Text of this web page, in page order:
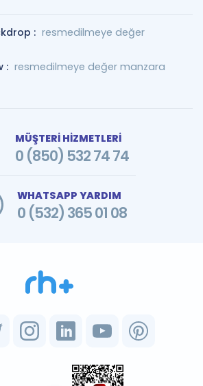
: resmedilmeye değer
: resmedilmeye değer manzara
MÜŞTERİ HİZMETLERİ
0 (850) 532 74 74
WHATSAPP YARDIM
0 (532) 365 01 08